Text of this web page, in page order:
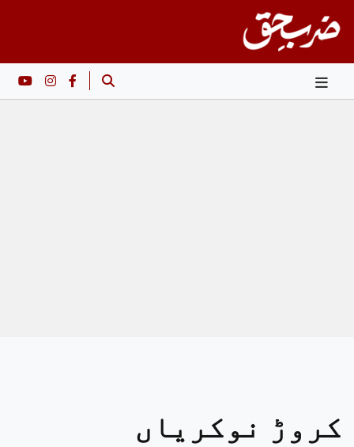
content
کروڑ نوکریاں